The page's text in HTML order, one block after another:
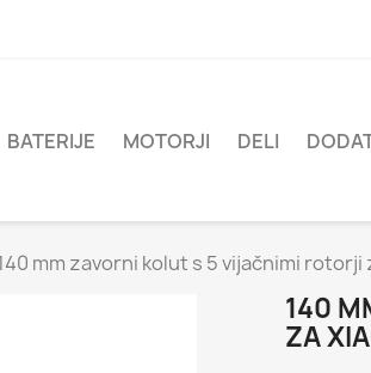
BATERIJE MOTORJI DELI
mm zavorni kolut s 5 vijačnimi rotorji
140
ZA